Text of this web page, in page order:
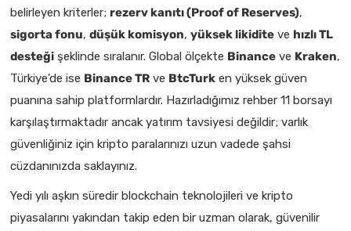
belirleyen kriterler; rezerv kanıtı (Proof of Reserves),
sigorta fonu, düşük komisyon, yüksek likidite ve hızlı TL
desteği şeklinde sıralanır. Global ölçekte Binance ve Kraken,
Türkiye'de ise Binance TR ve BtcTurk en yüksek güven
puanına sahip platformlardır. Hazırladığımız rehber 11 borsayı
karşılaştırmaktadır ancak yatırım tavsiyesi değildir; varlık
güvenliğiniz için kripto paralarınızı uzun vadede şahsi
cüzdanınızda saklayınız.
Yedi yılı aşkın süredir blockchain teknolojileri ve kripto
piyasalarını yakından takip eden bir uzman olarak, güvenilir